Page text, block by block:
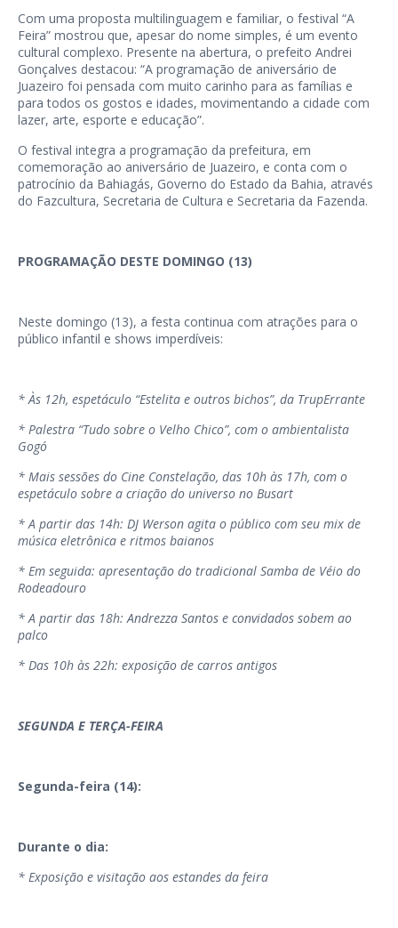
Com uma proposta multilinguagem e familiar, o festival “A
Feira” mostrou que, apesar do nome simples, é um evento
cultural complexo. Presente na abertura, o prefeito Andrei
Gonçalves destacou: “A programação de aniversário de
Juazeiro foi pensada com muito carinho para as famílias e
para todos os gostos e idades, movimentando a cidade com
lazer, arte, esporte e educação”.
O festival integra a programação da prefeitura, em
comemoração ao aniversário de Juazeiro, e conta com o
patrocínio da Bahiagás, Governo do Estado da Bahia, através
do Fazcultura, Secretaria de Cultura e Secretaria da Fazenda.
PROGRAMAÇÃO DESTE DOMINGO (13)
Neste domingo (13), a festa continua com atrações para o
público infantil e shows imperdíveis:
* Às 12h, espetáculo “Estelita e outros bichos”, da TrupErrante
* Palestra “Tudo sobre o Velho Chico”, com o ambientalista
Gogó
* Mais sessões do Cine Constelação, das 10h às 17h, com o
espetáculo sobre a criação do universo no Busart
* A partir das 14h: DJ Werson agita o público com seu mix de
música eletrônica e ritmos baianos
* Em seguida: apresentação do tradicional Samba de Véio do
Rodeadouro
* A partir das 18h: Andrezza Santos e convidados sobem ao
palco
* Das 10h às 22h: exposição de carros antigos
SEGUNDA E TERÇA-FEIRA
Segunda-feira (14):
Durante o dia:
* Exposição e visitação aos estandes da feira